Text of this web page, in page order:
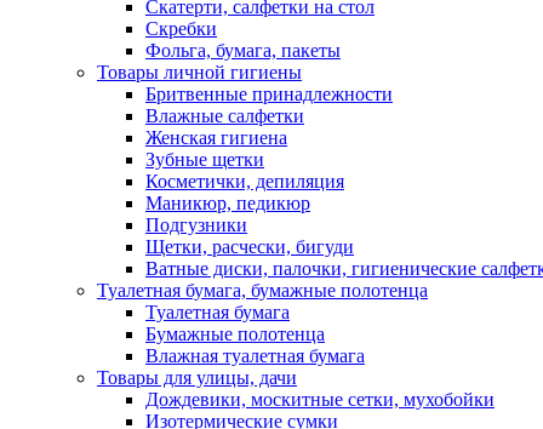
Скатерти, салфетки на стол
Скребки
Фольга, бумага, пакеты
Товары личной гигиены
Бритвенные принадлежности
Влажные салфетки
Женская гигиена
Зубные щетки
Косметички, депиляция
Маникюр, педикюр
Подгузники
Щетки, расчески, бигуди
Ватные диски, палочки, гигиенические
Туалетная бумага, бумажные полотенца
Туалетная бумага
Бумажные полотенца
Влажная туалетная бумага
Товары для улицы, дачи
Дождевики, москитные сетки, мухобойки
Изотермические сумки